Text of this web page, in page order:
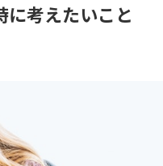
に考えたいこと